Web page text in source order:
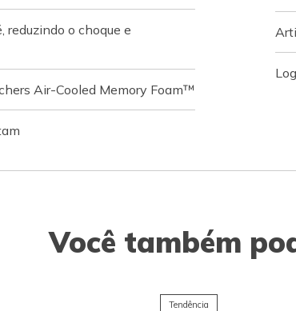
o choque e
Air-Cooled Memory Foam™
Você também
Tendência